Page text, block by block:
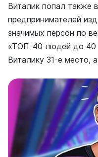
Виталик попал
предпринимателей
значимых персон по
«ТОП-40 людей до 40
Виталику 31-е место,